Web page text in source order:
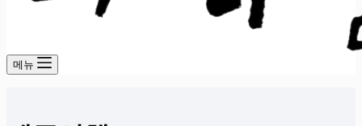
메뉴